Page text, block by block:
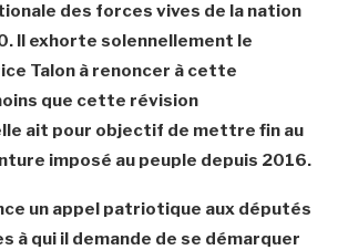
des forces vives de la nation
Il exhorte solennellement le
Talon à renoncer à cette
que cette révision
ait pour objectif de mettre fin au
imposé au peuple depuis 2016.
un appel patriotique aux députés
à qui il demande de se démarquer